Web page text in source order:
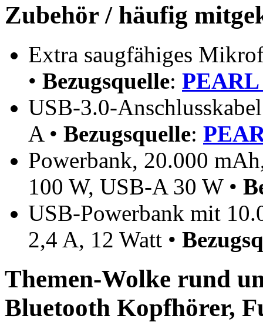
Zubehör / häufig
Extra saugfähiges
• Bezugsquelle: PEARL
USB-3.0-
A • Bezugsquelle:
Powerbank, 20.000
100 W, USB-A 30 W •
USB-Powerbank mit
2,4 A, 12 Watt •
Themen-Wolke rund
Bluetooth Kopfhörer,